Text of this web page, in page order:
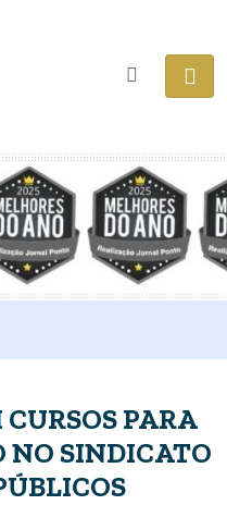
PARA
NO SINDICATO